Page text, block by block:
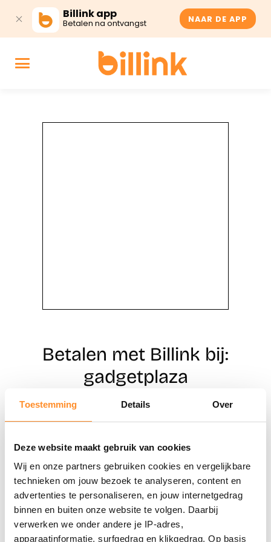
Toestemming Details Over
Deze website maakt gebruik van cookies
Wij en onze partners gebruiken cookies en vergelijkbare
technieken om jouw bezoek te analyseren, content en
advertenties te personaliseren, en jouw internetgedrag
binnen en buiten onze website te volgen. Daarbij
verwerken we onder andere je IP-adres,
apparaatinformatie, surfgedrag en klikgedrag. Op basis
Billink app
Betalen na ontvangst NAAR DE APP
Betalen met Billink bij:
gadgetplaza
Naar winkels